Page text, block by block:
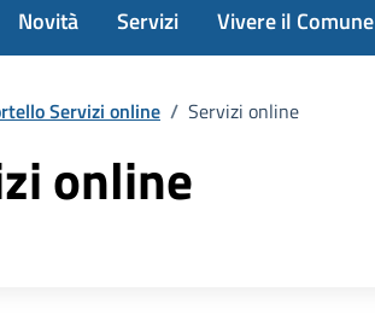
Novità Servizi Vivere il Comune
Servizi online / Servizi online
online